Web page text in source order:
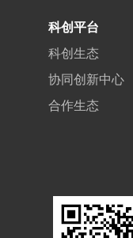
科创平台
科创生态
协同创新中心
合作生态